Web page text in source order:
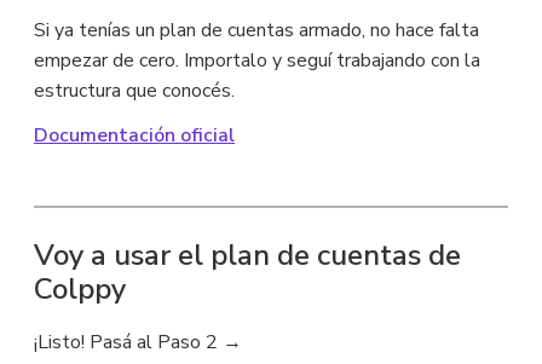
Si ya tenías un plan de cuentas armado, no hace falta
empezar de cero. Importalo y seguí trabajando con la
estructura que conocés.
Documentación oficial
Voy a usar el plan de cuentas de
Colppy
¡Listo! Pasá al Paso 2 →